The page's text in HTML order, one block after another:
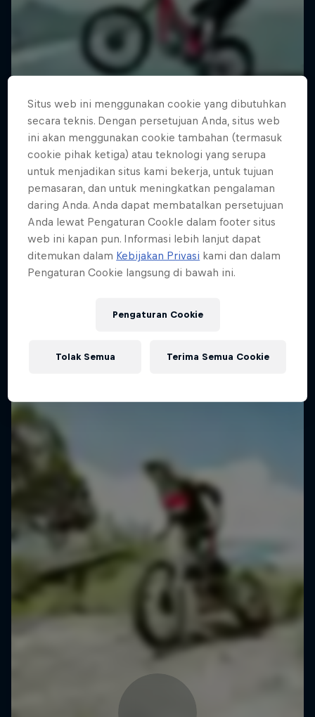
MacAskill's Imaginate
Inside the mind of Danny MacAskill
TRIALS
Situs web ini menggunakan cookie yang dibutuhkan
secara teknis. Dengan persetujuan Anda, situs web
ini akan menggunakan cookie tambahan (termasuk
cookie pihak ketiga) atau teknologi yang serupa
untuk menjadikan situs kami bekerja, untuk tujuan
pemasaran, dan untuk meningkatkan pengalaman
daring Anda. Anda dapat membatalkan persetujuan
Anda lewat Pengaturan CookIe dalam footer situs
web ini kapan pun. Informasi lebih lanjut dapat
ditemukan dalam Kebijakan Privasi kami dan dalam
Pengaturan Cookie langsung di bawah ini.
Pengaturan Cookie
Tolak Semua Terima Semua Cookie